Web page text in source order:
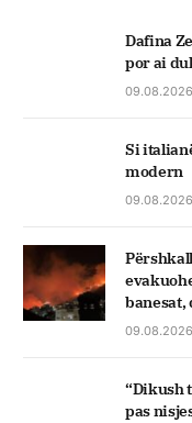
Dafina
por ai
Si
modern
banesat,
“Dikush
pas